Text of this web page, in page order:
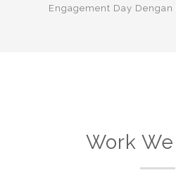
Engagement Day
Work